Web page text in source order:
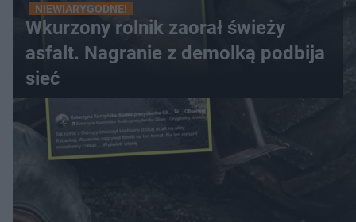
NIEWIARYGODNE!
Wkurzony rolnik zaorał świeży
asfalt. Nagranie z demolką podbija
sieć
WIĘCEJ
LOKALNE